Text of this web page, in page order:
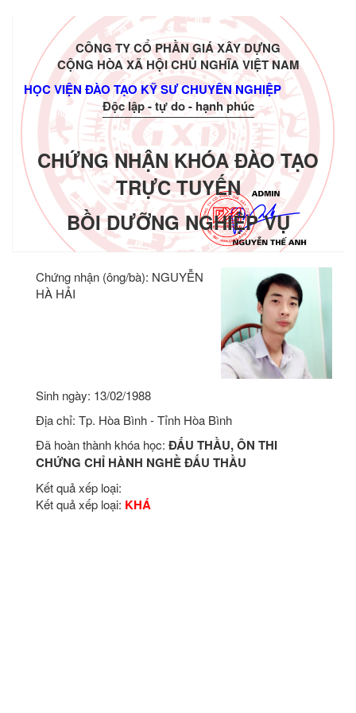
CÔNG TY CỔ PHẦN GIÁ XÂY DỰNG
CỘNG HÒA XÃ HỘI CHỦ NGHĨA VIỆT NAM
HỌC VIỆN ĐÀO TẠO KỸ SƯ CHUYÊN NGHIỆP
Độc lập - tự do - hạnh phúc
CHỨNG NHẬN KHÓA ĐÀO TẠO
TRỰC TUYẾN
BỒI DƯỠNG NGHIỆP VỤ
Chứng nhận (ông/bà): NGUYỄN
HÀ HẢI
Sinh ngày: 13/02/1988
Địa chỉ: Tp. Hòa Bình - Tỉnh Hòa Bình
Đã hoàn thành khóa học: ĐẤU THẦU, ÔN THI
CHỨNG CHỈ HÀNH NGHỀ ĐẤU THẦU
Kết quả xếp loại:
Kết quả xếp loại: KHÁ